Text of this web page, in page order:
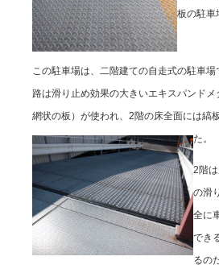
板の駐車
この駐車場は、二階建ての自走式の駐車
路は滑り止め効果の大きいエキスパンド
網状の板）が使われ、2階の床全面には縞
た。
2階
の滑
全に
でき
るの